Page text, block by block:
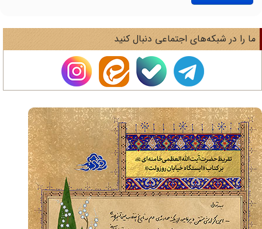
را در شبکه‌های اجتماعی دنبال کنید